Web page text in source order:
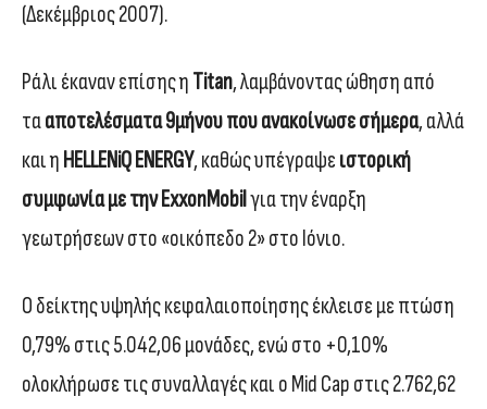
(Δεκέμβριος 2007).
Ράλι έκαναν επίσης η Titan, λαμβάνοντας ώθηση από
τααποτελέσματα 9μήνου που ανακοίνωσε σήμερα, αλλά
και η HELLENiQ ENERGY, καθώς υπέγραψε ιστορική
συμφωνία με την ExxonMobilγια την έναρξη
γεωτρήσεων στο «οικόπεδο 2» στο Ιόνιο.
Ο δείκτης υψηλής κεφαλαιοποίησης έκλεισε με πτώση
0,79% στις 5.042,06 μονάδες, ενώ στο +0,10%
ολοκλήρωσε τις συναλλαγές και ο Mid Cap στις 2.762,62